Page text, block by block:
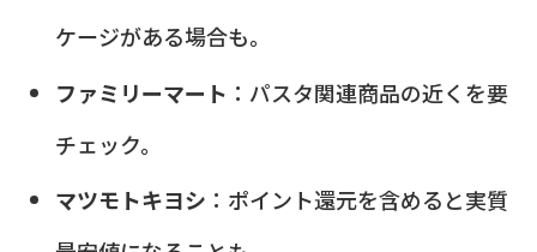
ケージがある場合も。
ファミリーマート ：パスタ関連商品の近くを要
チェック。
マツモトキヨシ ：ポイント還元を含めると実質